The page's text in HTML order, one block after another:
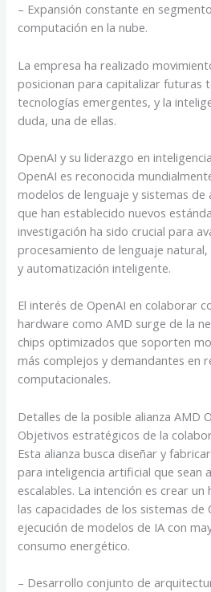
– Expansión constante en
computación en la nube.
La empresa ha realizado
posicionan para capitalizar futuras
tecnologías emergentes, y la
duda, una de ellas.
OpenAI y su liderazgo en
OpenAI es reconocida
modelos de lenguaje y sistemas
que han establecido nuevos
investigación ha sido crucial para
procesamiento de lenguaje
y automatización inteligente.
El interés de OpenAI en colaborar
hardware como AMD surge de la
chips optimizados que soporten
más complejos y demandantes en
computacionales.
Detalles de la posible alianza AMD
Objetivos estratégicos de la
Esta alianza busca diseñar y
para inteligencia artificial que sean
escalables. La intención es crear
las capacidades de los sistemas de
ejecución de modelos de IA con
consumo energético.
– Desarrollo conjunto de